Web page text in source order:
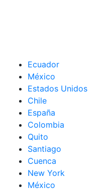
Ecuador
México
Estados Unidos
Chile
España
Colombia
Quito
Santiago
Cuenca
New York
México